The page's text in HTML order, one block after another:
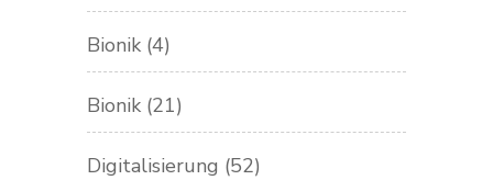
Bionik (4)
Bionik (21)
Digitalisierung (52)